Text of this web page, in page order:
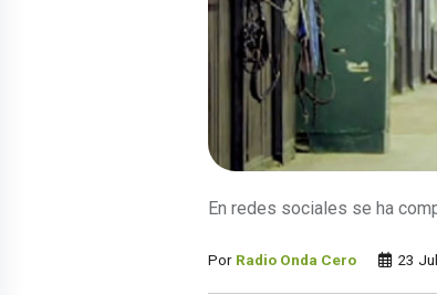
En redes sociales se ha
Por Radio Onda Cero 23